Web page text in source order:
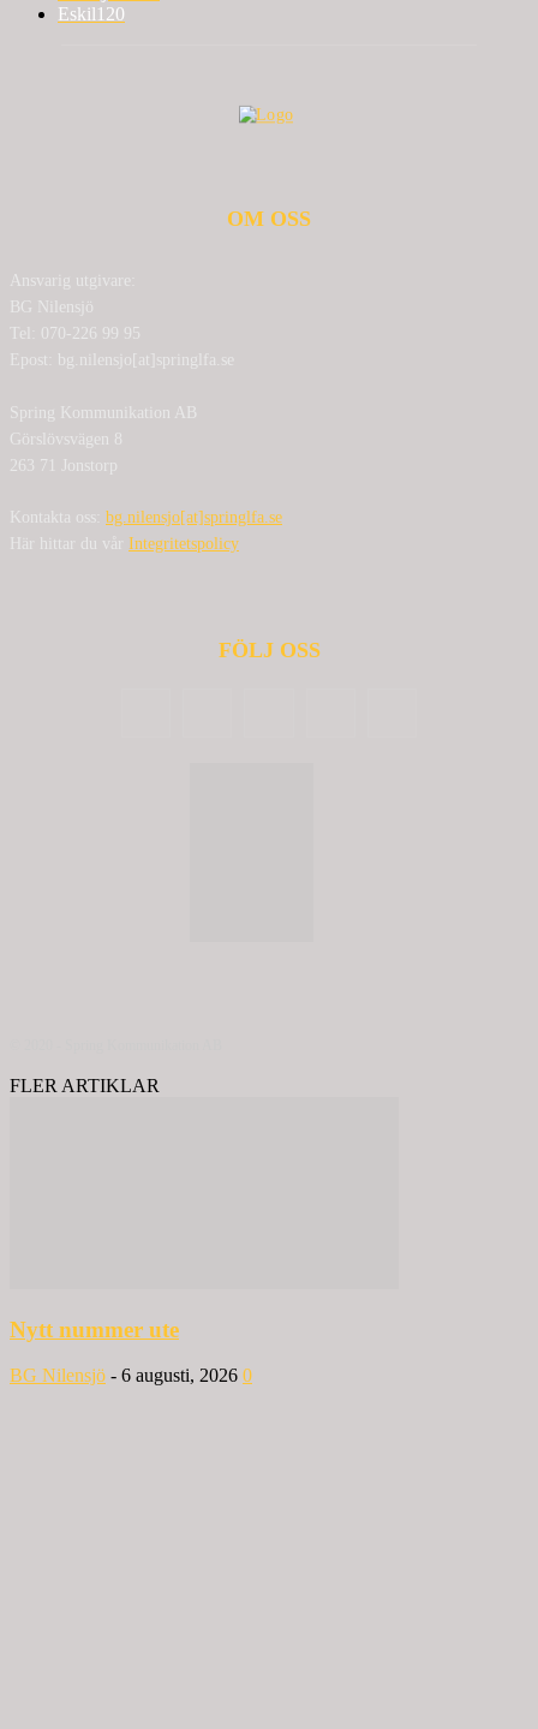
Eskil120
OM OSS
Ansvarig utgivare:
BG Nilensjö
Tel: 070-226 99 95
Epost: bg.nilensjo[at]springlfa.se
Spring Kommunikation AB
Görslövsvägen 8
263 71 Jonstorp
Kontakta oss: bg.nilensjo[at]springlfa.se
Här hittar du vår Integritetspolicy
FÖLJ OSS
FLER ARTIKLAR
Nytt nummer ute
BG Nilensjö - 6 augusti, 2026 0